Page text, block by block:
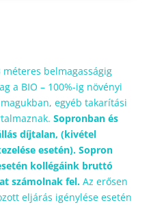
belmagasságig
a BIO – 100%-ig növényi
egyéb takarítási
Sopronban és
díjtalan, (kivétel
esetén). Sopron
kollégáink bruttó
számolnak fel.Az erősen
eljárás igénylése esetén